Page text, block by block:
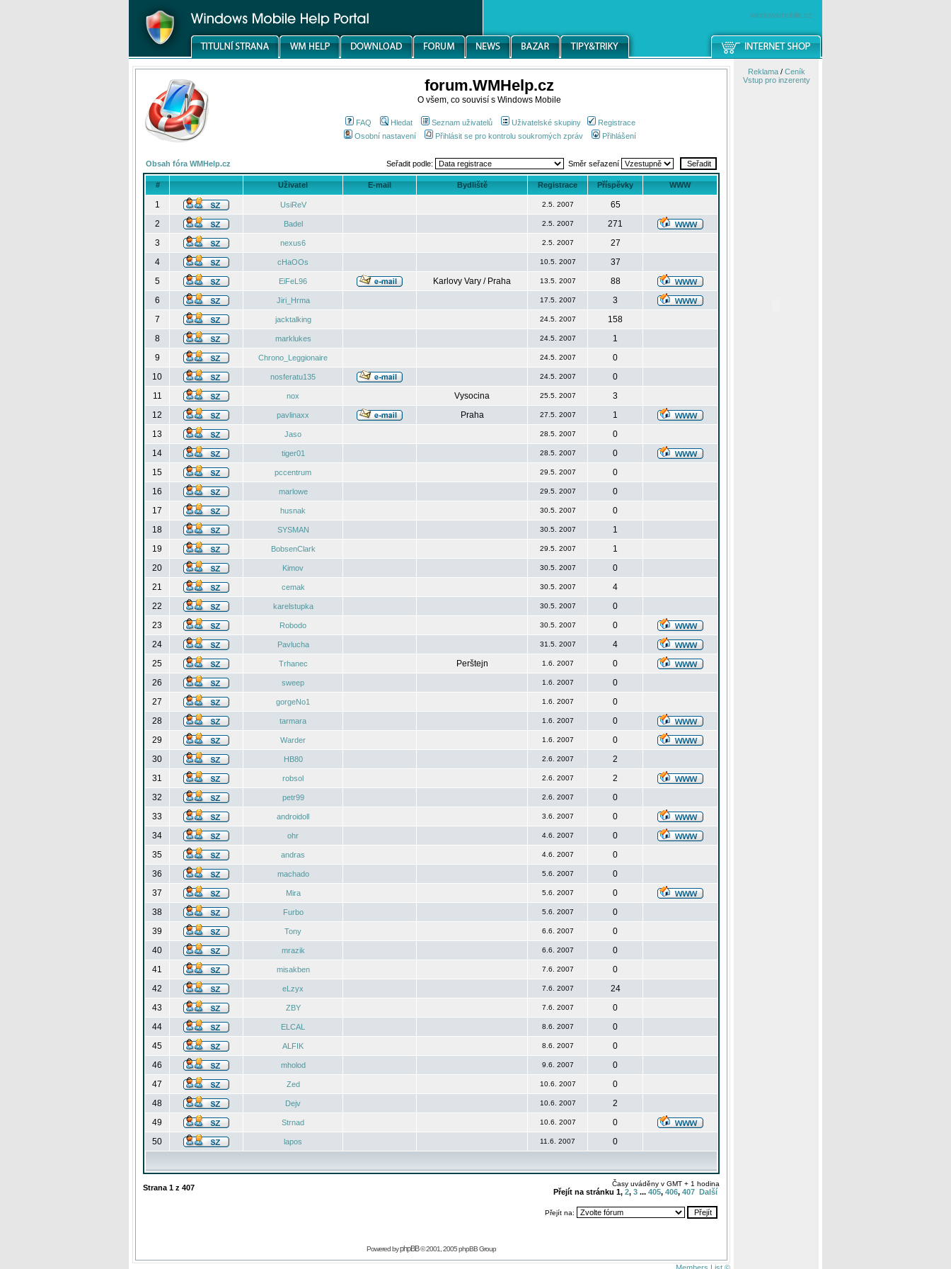
windowsmobile.cz
forum.WMHelp.cz
O všem, co souvisí s Windows Mobile
FAQ Hledat Seznam uživatelů Uživatelské skupiny
Registrace
Osobní nastavení
Přihlásit se pro kontrolu soukromých zpráv Přihlášení
Obsah fóra WMHelp.cz Seřadit podle: Směr seřazení
# Uživatel E-mail Bydliště Registrace Příspěvky WWW
1 UsiReV 2.5. 2007
65
2
Badel 2.5. 2007
271
3
nexus6 2.5. 2007
27
4
cHaOOs 10.5. 2007
37
5
EiFeL96 Karlovy Vary / Praha 13.5. 2007
88
6
Jiri_Hrma 17.5. 2007
3
7
jacktalking 24.5. 2007
158
8
marklukes 24.5. 2007
1
9
Chrono_Leggionaire 24.5. 2007
0
10
nosferatu135 24.5. 2007
0
11
nox Vysocina 25.5. 2007
3
12
pavlinaxx Praha 27.5. 2007
1
13
Jaso 28.5. 2007
0
14
tiger01 28.5. 2007
0
15
pccentrum 29.5. 2007
0
16
marlowe 29.5. 2007
0
17
husnak 30.5. 2007
0
18
SYSMAN 30.5. 2007
1
19
BobsenClark 29.5. 2007
1
20
Kimov 30.5. 2007
0
21
cemak 30.5. 2007
4
22
karelstupka 30.5. 2007
0
23
Robodo 30.5. 2007
0
24
Pavlucha 31.5. 2007
4
25
Trhanec Perštejn 1.6. 2007
0
26
sweep 1.6. 2007
0
27
gorgeNo1 1.6. 2007
0
28
tarmara 1.6. 2007
0
29
Warder 1.6. 2007
0
30
HB80 2.6. 2007
2
31
robsol 2.6. 2007
2
32
petr99 2.6. 2007
0
33
androidoll 3.6. 2007
0
34
ohr 4.6. 2007
0
35
andras 4.6. 2007
0
36
machado 5.6. 2007
0
37
Mira 5.6. 2007
0
38
Furbo 5.6. 2007
0
39
Tony 6.6. 2007
0
40
mrazik 6.6. 2007
0
41
misakben 7.6. 2007
0
42
eLzyx 7.6. 2007
24
43
ZBY 7.6. 2007
0
44
ELCAL 8.6. 2007
0
45
ALFIK 8.6. 2007
0
46
mholod 9.6. 2007
0
47
Zed 10.6. 2007
0
48
Dejv 10.6. 2007
2
49
Strnad 10.6. 2007
0
50
lapos 11.6. 2007 0
Strana 1 z 407 Časy uváděny v GMT + 1 hodina
Přejít na stránku 1, 2, 3 ... 405, 406, 407 Další
Přejít na:
Powered byphpBB© 2001, 2005 phpBB Group
Reklama/ Ceník
Vstup pro inzerenty